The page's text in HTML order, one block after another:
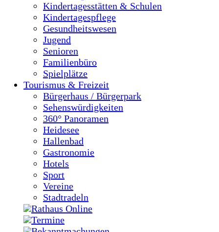
Kindertagesstätten & Schulen
Kindertagespflege
Gesundheitswesen
Jugend
Senioren
Familienbüro
Spielplätze
Tourismus & Freizeit
Bürgerhaus / Bürgerpark
Sehenswürdigkeiten
360° Panoramen
Heidesee
Hallenbad
Gastronomie
Hotels
Sport
Vereine
Stadtradeln
Rathaus Online
Termine